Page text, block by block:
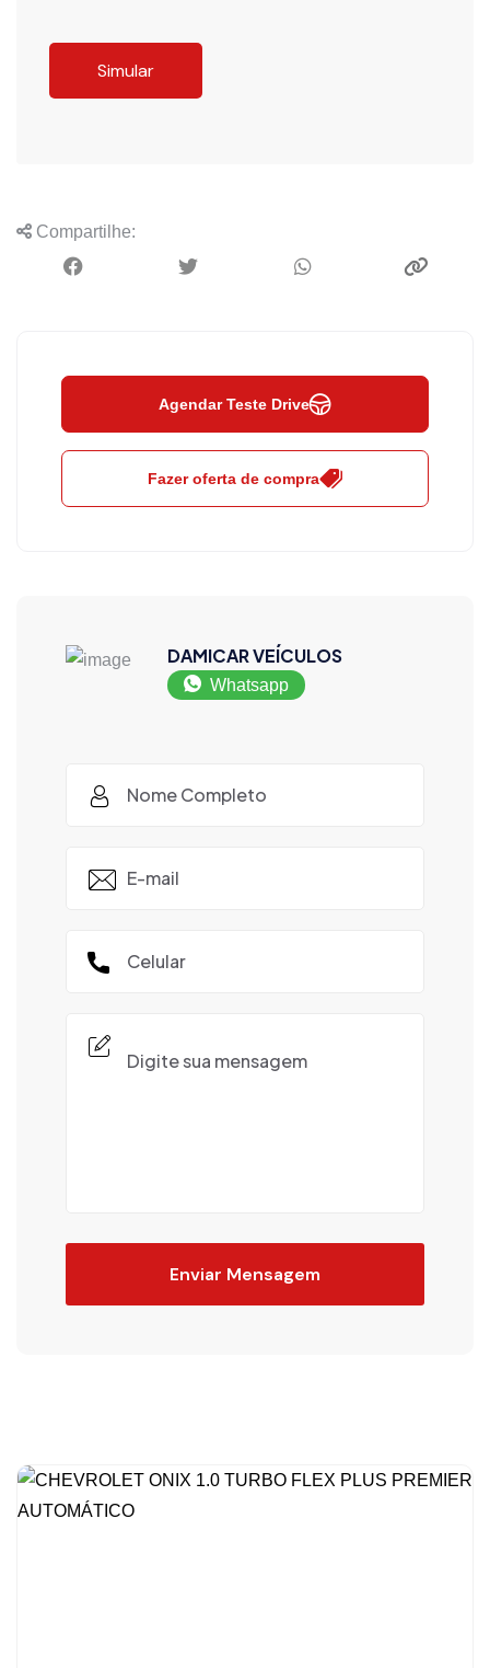
Simular
Compartilhe:
Agendar Teste Drive
Fazer oferta de compra
DAMICAR VEÍCULOS
Whatsapp
Enviar Mensagem